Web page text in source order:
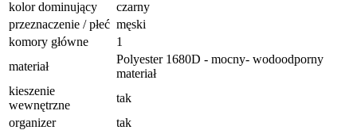
kolor dominujący
czarny
przeznaczenie / płeć męski
komory główne
1
materiał
Polyester 1680D - mocny- wodoodporny
materiał
kieszenie
wewnętrzne
tak
organizer
tak